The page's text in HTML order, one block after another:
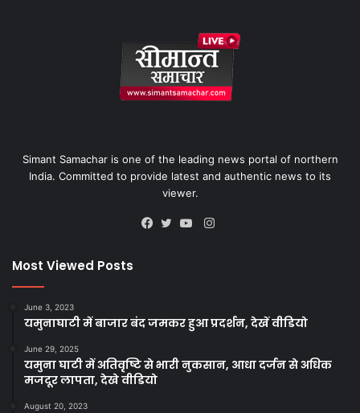
Simant Samachar is one of the leading news portal of northern
India. Committed to provide latest and authentic news to its
viewer.
Instagram
Most Viewed Posts
June 3, 2023
यमुनाघाटी में बाजार बंद जमकर हुआ प्रदर्शन, देखें वीडियो
June 29, 2025
यमुना घाटी में अतिवृष्टि से भारी नुकसान, आधा दर्जन से अधिक
मजदूर लापता, देखे वीडियो
August 20, 2023